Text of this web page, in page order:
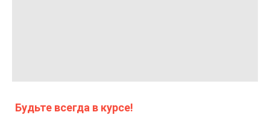
Будьте всегда в курсе!